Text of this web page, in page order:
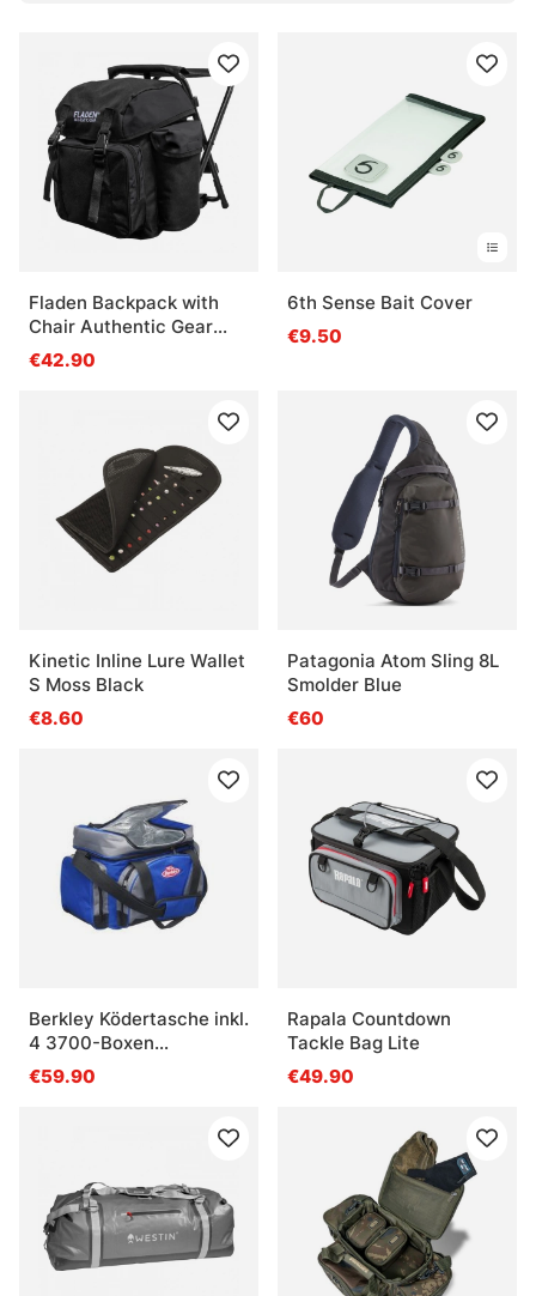
Was ist der Vorteil einer gut aufgeteilten
Angeltasche?
Was ist für einen Tagesausflug wichtig?
Fladen Backpack with
Chair Authentic Gear
black
€42.90
6th Sense Bait Cover
€9.50
Kinetic Inline Lure Wallet
S Moss Black
€8.60
Patagonia Atom Sling 8L
Smolder Blue
€60
Berkley Ködertasche inkl.
4 3700-Boxen
Blau/Schwartz
€59.90
Rapala Countdown
Tackle Bag Lite
€49.90